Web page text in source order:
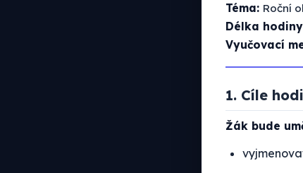
Téma: Roční
Délka
Vyučovací
1. Cíle
Žák bude